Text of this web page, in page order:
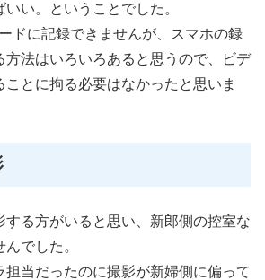
い。ということでした。
ドに記録できませんが、スマホの録
方法はいろいろあると思うので、ビデ
ことに拘る必要はなかったと思いま
する方がいると思い、新郎側の控室な
でした。
担当だったのに撮影が新婦側に偏って